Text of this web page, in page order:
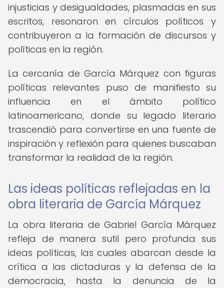
injusticias y desigualdades, plasmadas en sus
escritos, resonaron en círculos políticos y
contribuyeron a la formación de discursos y
políticas en la región.
La cercanía de García Márquez con figuras
políticas relevantes puso de manifiesto su
influencia en el ámbito político
latinoamericano, donde su legado literario
trascendió para convertirse en una fuente de
inspiración y reflexión para quienes buscaban
transformar la realidad de la región.
Las ideas políticas reflejadas en la
obra literaria de García Márquez
La obra literaria de Gabriel García Márquez
refleja de manera sutil pero profunda sus
ideas políticas, las cuales abarcan desde la
crítica a las dictaduras y la defensa de la
democracia, hasta la denuncia de la